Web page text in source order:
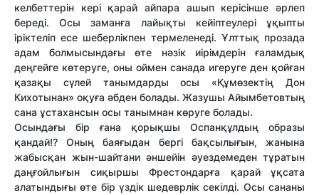
келбеттерін кері қарай айпара ашып керісінше әрлеп
береді. Осы заманға лайықты кейіптеулері ұқыпты
іріктеліп есе шеберлікпен термеленеді. Ұлттық прозада
адам болмысындағы өте нәзік иірімдерін ғаламдық
деңгейге көтеруге, оны оймен санада игеруге ден қойған
қазақы сүлей танымдарды осы «Құмөзектің Дон
Кихотынан» оқуға әбден болады. Жазушы Айымбетовтың
сана ұстахансын осы танымнан көруге болады.
Осындағы бір ғана қорықшы Оспанқұлдың образы
қандай!? Оның баяғыдан бергі бақсылығын, жанына
жабысқан жын-шайтани әншейін әуездемеден тұратын
даңғойлығын сиқыршы Фрестондарға қарай ұқсата
алатындығы өте бір үздік шедеврлік секілді. Осы сананы